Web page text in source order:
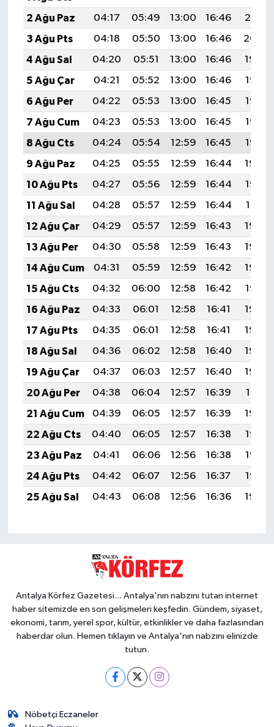
2 Ağu Paz
04:17 05:49 13:00 16:46
20:01
3 Ağu Pts
04:18 05:50 13:00 16:46
20:00
4 Ağu Sal
04:20 05:51 13:00 16:46
19:59
5 Ağu Çar
04:21 05:52 13:00 16:46
19:58
6 Ağu Per
04:22 05:53 13:00 16:45
19:57
7 Ağu Cum
04:23 05:53 13:00 16:45
19:56
8 Ağu Cts
04:24 05:54 12:59 16:45
19:55
9 Ağu Paz
04:25 05:55 12:59 16:44
19:54
10 Ağu Pts
04:27 05:56 12:59 16:44
19:53
11 Ağu Sal
04:28 05:57 12:59 16:44
19:51
12 Ağu Çar
04:29 05:57 12:59 16:43
19:50
13 Ağu Per
04:30 05:58 12:59 16:43
19:49
14 Ağu Cum
04:31 05:59 12:59 16:42
19:48
15 Ağu Cts
04:32 06:00 12:58 16:42
19:47
16 Ağu Paz
04:33 06:01 12:58 16:41
19:46
17 Ağu Pts
04:35 06:01 12:58 16:41
19:44
18 Ağu Sal
04:36 06:02 12:58 16:40
19:43
19 Ağu Çar
04:37 06:03 12:57 16:40
19:42
20 Ağu Per
04:38 06:04 12:57 16:39
19:41
21 Ağu Cum
04:39 06:05 12:57 16:39
19:39
22 Ağu Cts
04:40 06:05 12:57 16:38
19:38
23 Ağu Paz
04:41 06:06 12:56 16:38
19:37
24 Ağu Pts
04:42 06:07 12:56 16:37
19:36
25 Ağu Sal
04:43 06:08 12:56 16:36 19:34
Antalya Körfez Gazetesi... Antalya'nın nabzını tutan internet
haber sitemizde en son gelişmeleri keşfedin. Gündem, siyaset,
ekonomi, tarım, yerel spor, kültür, etkinlikler ve daha fazlasından
haberdar olun. Hemen tıklayın ve Antalya'nın nabzını elinizde
tutun.
Nöbetçi Eczaneler